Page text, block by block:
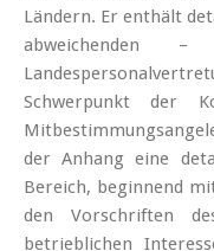
Ländern. Er enthält
abweichenden
Schwerpunkt der
der Anhang eine
Bereich, beginnend
den Vorschriften
betrieblichen